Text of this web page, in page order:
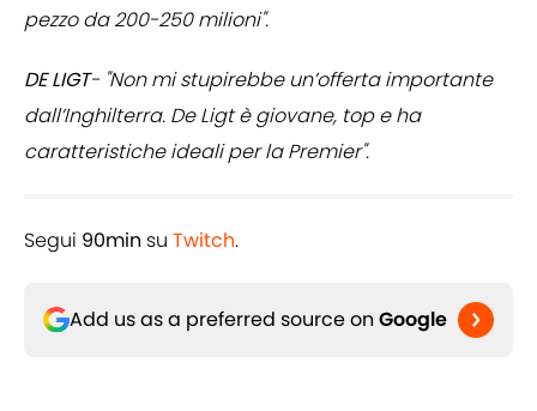
pezzo da 200-250 milioni".
DE LIGT- "Non mi stupirebbe un’offerta importante
dall’Inghilterra. De Ligt è giovane, top e ha
caratteristiche ideali per la Premier".
Segui 90min su Twitch.
Add us as a preferred source on Google